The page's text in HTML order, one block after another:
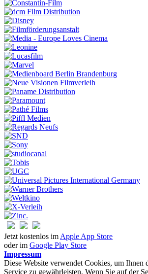
Jetzt kostenlos im Apple App Store
oder im Google Play Store
Impressum
Diese Website verwendet Cookies, um Ihnen
Service zu gewährleisten. Wenn Sie auf der